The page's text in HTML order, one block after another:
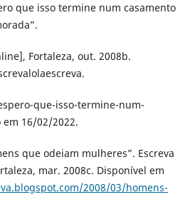
que isso termine num casamento
Fortaleza, out. 2008b.
que-isso-termine-num-
em 16/02/2022.
que odeiam mulheres”. Escreva
mar. 2008c. Disponível em
2008/03/homens-